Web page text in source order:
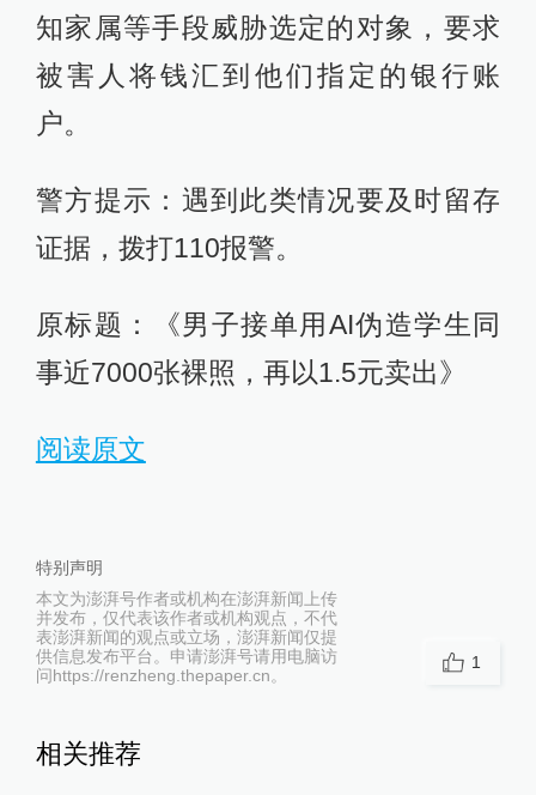
知家属等手段威胁选定的对象，要求
被害人将钱汇到他们指定的银行账
户。
警方提示：遇到此类情况要及时留存
证据，拨打110报警。
原标题：《男子接单用AI伪造学生同
事近7000张裸照，再以1.5元卖出》
阅读原文
特别声明
本文为澎湃号作者或机构在澎湃新闻上传
并发布，仅代表该作者或机构观点，不代
表澎湃新闻的观点或立场，澎湃新闻仅提
供信息发布平台。申请澎湃号请用电脑访
问https://renzheng.thepaper.cn。
1
相关推荐